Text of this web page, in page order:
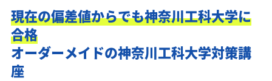
現在の偏差値からでも神奈川工科大学に
合格
オーダーメイドの神奈川工科大学対策講
座